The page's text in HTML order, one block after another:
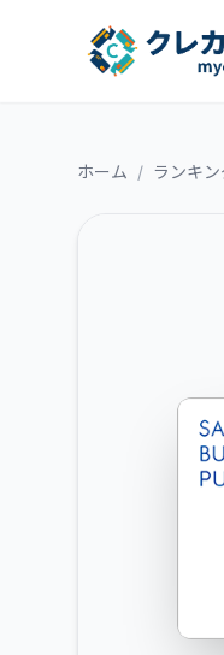
ホーム / ランキン